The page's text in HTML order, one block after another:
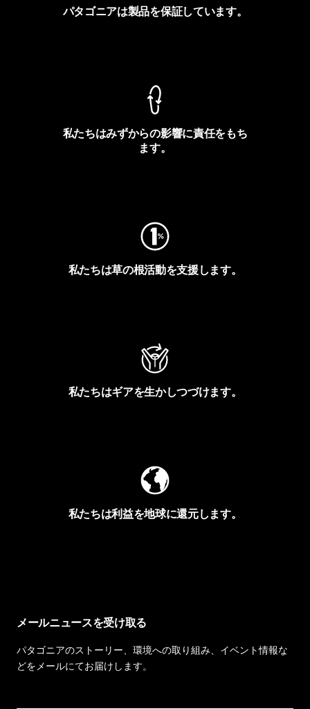
パタゴニアは製品を保証しています。
私たちはみずからの影響に責任をもち
ます。
私たちは草の根活動を支援します。
私たちはギアを生かしつづけます。
私たちは利益を地球に還元します。
メールニュースを受け取る
パタゴニアのストーリー、環境への取り組み、イベント情報な
どをメールにてお届けします。